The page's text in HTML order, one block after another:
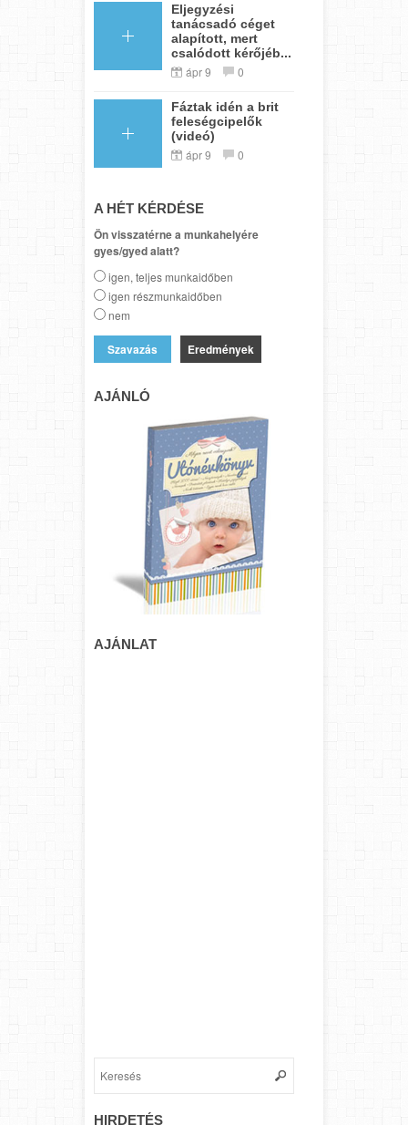
Eljegyzési
tanácsadó céget
alapított, mert
csalódott kérőjéb...
ápr 9 0
Fáztak idén a brit
feleségcipelők
(videó)
ápr 9 0
A HÉT KÉRDÉSE
Ön visszatérne a munkahelyére
gyes/gyed alatt?
igen, teljes munkaidőben
igen részmunkaidőben
nem
Eredmények
AJÁNLÓ
AJÁNLAT
HIRDETÉS